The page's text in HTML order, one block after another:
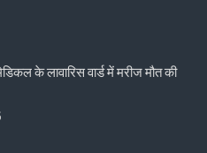
के लावारिस वार्ड में मरीज मौत की